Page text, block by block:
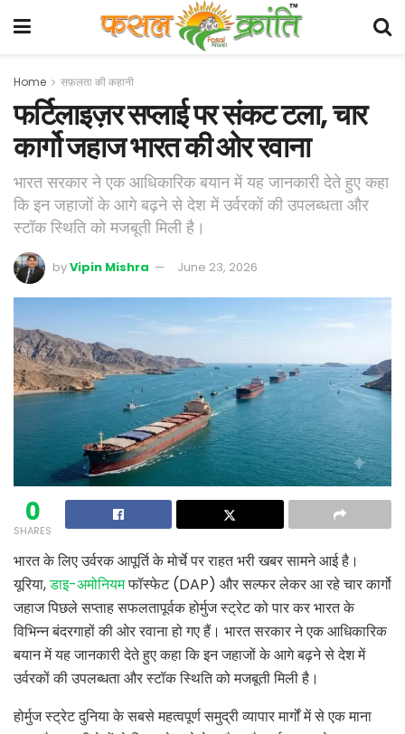
Home सफ़लता की कहानी
फर्टिलाइज़र सप्लाई पर संकट टला, चार
कार्गो जहाज भारत की ओर रवाना
भारत सरकार ने एक आधिकारिक बयान में यह जानकारी देते हुए कहा
कि इन जहाजों के आगे बढ़ने से देश में उर्वरकों की उपलब्धता और
स्टॉक स्थिति को मजबूती मिली है।
byVipin Mishra June 23, 2026
0
SHARES
भारत के लिए उर्वरक आपूर्ति के मोर्चे पर राहत भरी खबर सामने आई है।
यूरिया,डाइ-अमोनियमफॉस्फेट (DAP) और सल्फर लेकर आ रहे चार कार्गो
जहाज पिछले सप्ताह सफलतापूर्वक होर्मुज स्ट्रेट को पार कर भारत के
विभिन्न बंदरगाहों की ओर रवाना हो गए हैं। भारत सरकार ने एक आधिकारिक
बयान में यह जानकारी देते हुए कहा कि इन जहाजों के आगे बढ़ने से देश में
उर्वरकों की उपलब्धता और स्टॉक स्थिति को मजबूती मिली है।
होर्मुज स्ट्रेट दुनिया के सबसे महत्वपूर्ण समुद्री व्यापार मार्गों में से एक माना